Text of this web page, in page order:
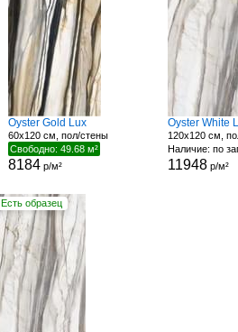
Oyster Gold Lux
60x120 см, пол/стены
Свободно: 49.68 м²
8184р/м²
Oyster White
120x120 см,
Наличие: по
11948р/м²
Есть образец